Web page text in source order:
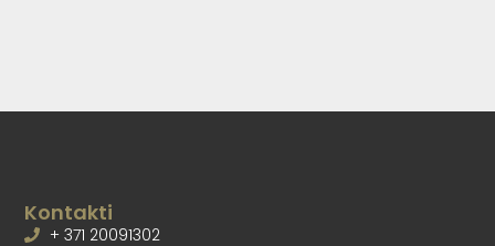
Kontakti
+ 371 20091302